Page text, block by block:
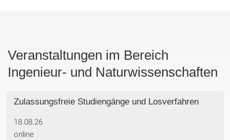
Veranstaltungen im Bereich
Ingenieur- und Naturwissenschaften
Zulassungsfreie Studiengänge und Losverfahren
18.08.26
online